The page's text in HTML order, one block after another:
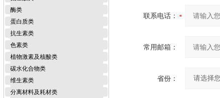
酶类
蛋白质类
抗生素类
色素类
植物激素及核酸类
碳水化合物类
维生素类
分离材料及耗材类
联系电话：
常用邮箱：
省份：